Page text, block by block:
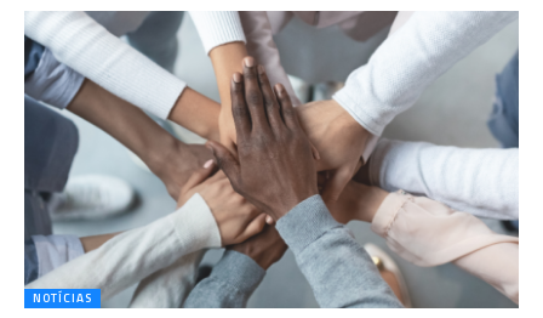
NOTÍCIAS